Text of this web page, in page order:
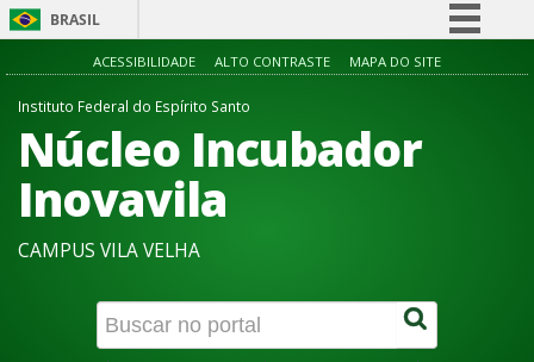
BRASIL
Simplifique!
Participe
Acesso à informação
ACESSIBILIDADE ALTO CONTRASTE MAPA DO SITE
Instituto Federal do Espírito Santo
Núcleo Incubador
Inovavila
CAMPUS VILA VELHA